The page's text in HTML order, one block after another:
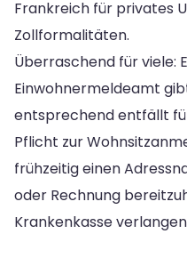
Frankreich für privates
Zollformalitäten.
Überraschend für viele:
Einwohnermeldeamt
entsprechend entfällt
Pflicht zur
frühzeitig einen
oder Rechnung
Krankenkasse